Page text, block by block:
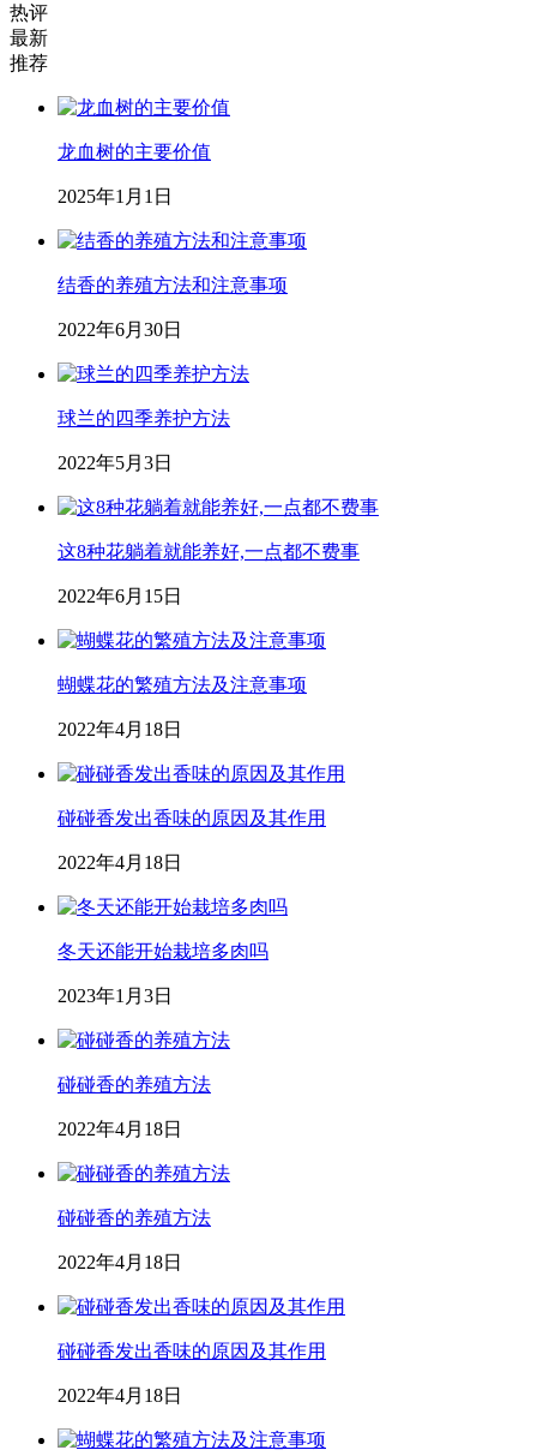
热评
最新
推荐
龙血树的主要价值
2025年1月1日
结香的养殖方法和注意事项
2022年6月30日
球兰的四季养护方法
2022年5月3日
这8种花躺着就能养好,一点都不费事
2022年6月15日
蝴蝶花的繁殖方法及注意事项
2022年4月18日
碰碰香发出香味的原因及其作用
2022年4月18日
冬天还能开始栽培多肉吗
2023年1月3日
碰碰香的养殖方法
2022年4月18日
碰碰香的养殖方法
2022年4月18日
碰碰香发出香味的原因及其作用
2022年4月18日